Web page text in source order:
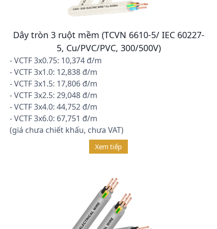
Dây tròn 3 ruột mềm (TCVN 6610-5/ IEC 60227-
5, Cu/PVC/PVC, 300/500V)
- VCTF 3x0.75: 10,374 đ/m
- VCTF 3x1.0: 12,838 đ/m
- VCTF 3x1.5: 17,806 đ/m
- VCTF 3x2.5: 29,048 đ/m
- VCTF 3x4.0: 44,752 đ/m
- VCTF 3x6.0: 67,751 đ/m
(giá chưa chiết khấu, chưa VAT)
Xem tiếp